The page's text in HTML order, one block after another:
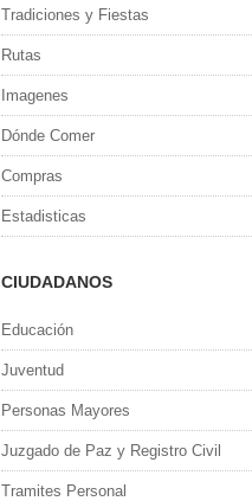
Tradiciones y Fiestas
Rutas
Imagenes
Dónde Comer
Compras
Estadisticas
CIUDADANOS
Educación
Juventud
Personas Mayores
Juzgado de Paz y Registro Civil
Tramites Personal